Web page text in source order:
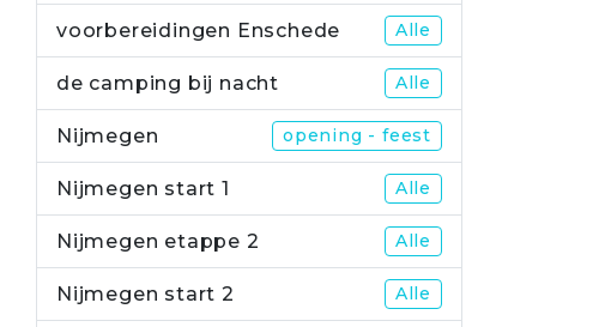
voorbereidingen Enschede Alle
de camping bij nacht Alle
Nijmegen opening - feest
Nijmegen start 1 Alle
Nijmegen etappe 2 Alle
Nijmegen start 2 Alle